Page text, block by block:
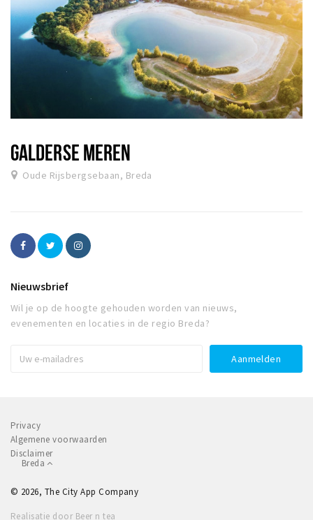
GALDERSE MEREN
Oude Rijsbergsebaan, Breda
Nieuwsbrief
Wil je op de hoogte gehouden worden van nieuws,
evenementen en locaties in de regio Breda?
Privacy
Algemene voorwaarden
Disclaimer
Breda
© 2026, The City App Company
Realisatie door Beer n tea